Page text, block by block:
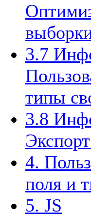
3.7
типы
3.8
4.
поля и
5. JS